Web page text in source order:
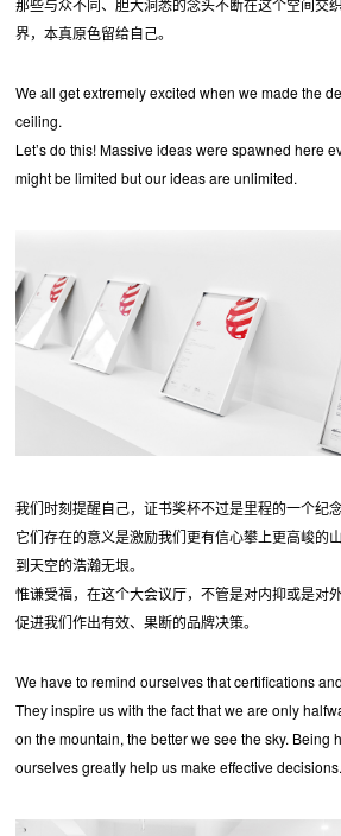
界，本真原色留给自己。
We all get extremely excited when we made the
ceiling.
Let’s do this! Massive ideas were spawned here
might be limited but our ideas are unlimited.
我们时刻提醒自己，证书奖杯不过是里程的一个纪念
它们存在的意义是激励我们更有信心攀上更高峻的
到天空的浩瀚无垠。
惟谦受福，在这个大会议厅，不管是对内抑或是对
促进我们作出有效、果断的品牌决策。
We have to remind ourselves that certifications
They inspire us with the fact that we are only
on the mountain, the better we see the sky. Being
ourselves greatly help us make effective decisions.